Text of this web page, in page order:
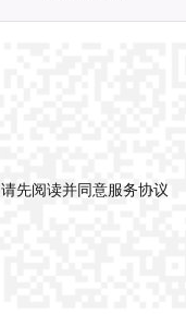
请先阅读并同意服务协议